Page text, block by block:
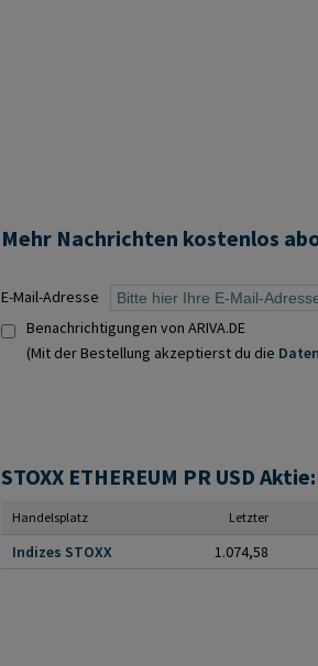
Mehr Nachrichten kostenlos
E-Mail-Adresse
Benachrichtigungen von ARIVA.DE
(Mit der Bestellung akzeptierst du die
STOXX ETHEREUM PR USD
Handelsplatz Letzter
Indizes STOXX 1.074,58